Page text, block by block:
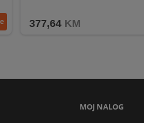
377,64 KM
MOJ NALOG